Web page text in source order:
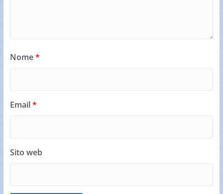
Nome*
Email*
Sito web